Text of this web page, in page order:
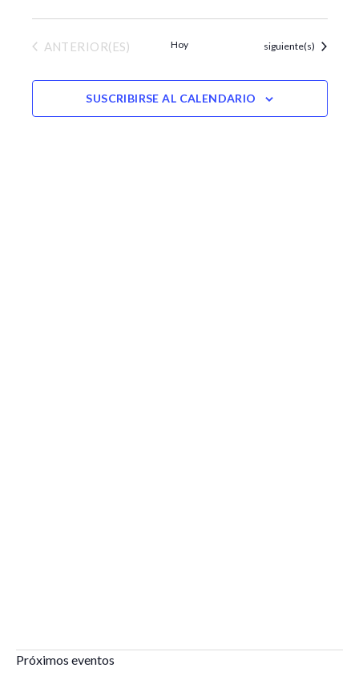
EVENTOS
ANTERIOR(ES) Hoy Eventos
siguiente(s)
SUSCRIBIRSE AL CALENDARIO
Próximos eventos